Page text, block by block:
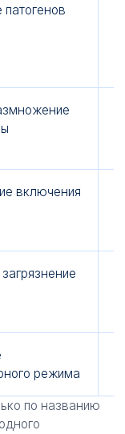
включения
режима
по названию